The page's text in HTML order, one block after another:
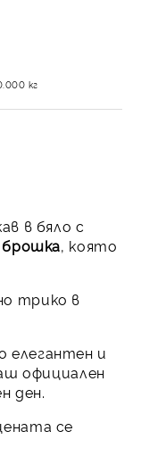
кг
в бяло с
брошка, която
трико в
елегантен и
официален
ден.
се